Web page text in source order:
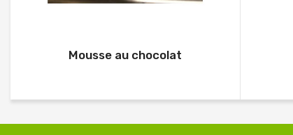
Mousse au chocolat